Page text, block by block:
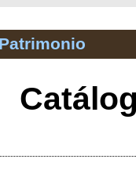
Patrimonio